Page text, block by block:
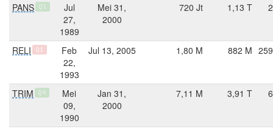
PANS Q1
Jul
27,
1989
Mei 31,
2000
720 Jt 1,13 T
RELI Q1
Feb
22,
1993
Jul 13, 2005 1,80 M 882 M
TRIM Q4
Mei
09,
1990
Jan 31,
2000
7,11 M 3,91 T